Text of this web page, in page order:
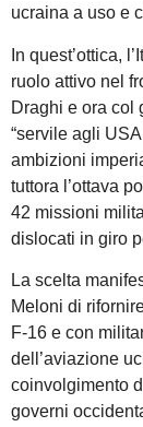
ucraina a uso e
In quest’ottica,
ruolo attivo nel
Draghi e ora col
“servile agli
ambizioni
tuttora l’ottava
42 missioni
dislocati in giro
La scelta
Meloni di
F-16 e con
dell’aviazione
coinvolgimento
governi